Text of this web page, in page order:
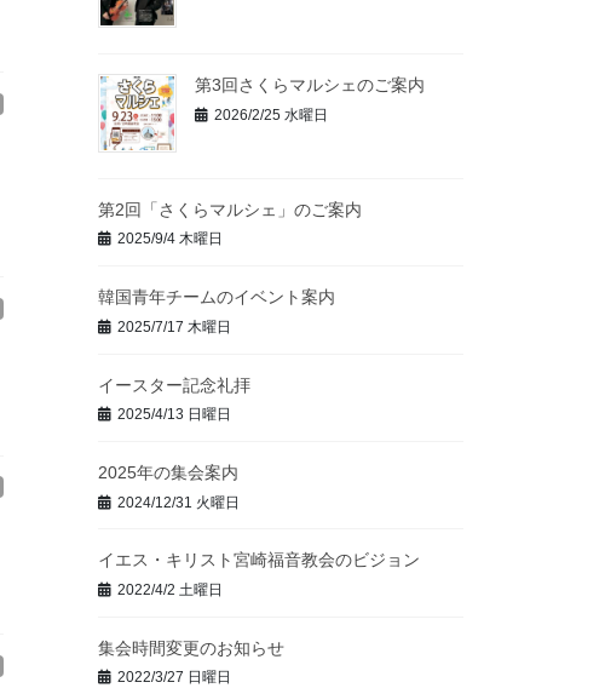
第3回さくらマルシェのご案内
2026/2/25 水曜日
第2回「さくらマルシェ」のご案内
2025/9/4 木曜日
韓国青年チームのイベント案内
2025/7/17 木曜日
イースター記念礼拝
2025/4/13 日曜日
2025年の集会案内
2024/12/31 火曜日
イエス・キリスト宮崎福音教会のビジョン
2022/4/2 土曜日
集会時間変更のお知らせ
2022/3/27 日曜日